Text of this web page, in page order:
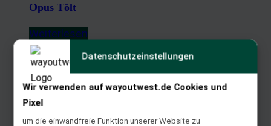
Opus Tölt
Weiterlesen
Quick View
Espace
Weiterlesen
Datenschutzeinstellungen
Wir verwenden auf wayoutwest.de Cookies und
Pixel
um die einwandfreie Funktion unserer Website zu